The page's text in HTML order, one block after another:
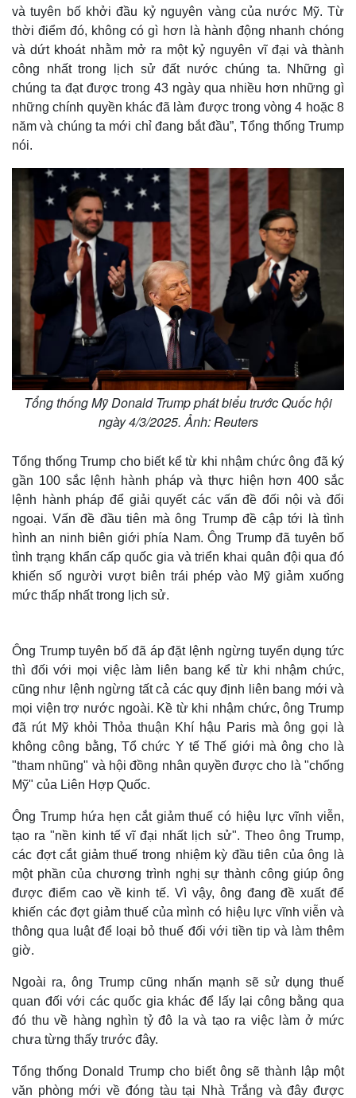
Thế giới
Quan sát
Hồ sơ
Multimedia
E-Magazine
Infographic
và tuyên bố khởi đầu kỷ nguyên vàng của nước Mỹ. Từ
thời điểm đó, không có gì hơn là hành động nhanh chóng
và dứt khoát nhằm mở ra một kỷ nguyên vĩ đại và thành
công nhất trong lịch sử đất nước chúng ta. Những gì
chúng ta đạt được trong 43 ngày qua nhiều hơn những gì
những chính quyền khác đã làm được trong vòng 4 hoặc 8
năm và chúng ta mới chỉ đang bắt đầu”, Tổng thống Trump
nói.
Tổng thống Mỹ Donald Trump phát biểu trước Quốc hội
ngày 4/3/2025. Ảnh: Reuters
Tổng thống Trump cho biết kể từ khi nhậm chức ông đã ký
gần 100 sắc lệnh hành pháp và thực hiện hơn 400 sắc
lệnh hành pháp để giải quyết các vấn đề đối nội và đối
ngoại. Vấn đề đầu tiên mà ông Trump đề cập tới là tình
hình an ninh biên giới phía Nam. Ông Trump đã tuyên bố
tình trạng khẩn cấp quốc gia và triển khai quân đội qua đó
khiến số người vượt biên trái phép vào Mỹ giảm xuống
mức thấp nhất trong lịch sử.
Ông Trump tuyên bố đã áp đặt lệnh ngừng tuyển dụng tức
thì đối với mọi việc làm liên bang kể từ khi nhậm chức,
cũng như lệnh ngừng tất cả các quy định liên bang mới và
mọi viện trợ nước ngoài. Kề từ khi nhậm chức, ông Trump
đã rút Mỹ khỏi Thỏa thuận Khí hậu Paris mà ông gọi là
không công bằng, Tổ chức Y tế Thế giới mà ông cho là
"tham nhũng" và hội đồng nhân quyền được cho là "chống
Mỹ" của Liên Hợp Quốc.
Ông Trump hứa hẹn cắt giảm thuế có hiệu lực vĩnh viễn,
tạo ra "nền kinh tế vĩ đại nhất lịch sử". Theo ông Trump,
các đợt cắt giảm thuế trong nhiệm kỳ đầu tiên của ông là
một phần của chương trình nghị sự thành công giúp ông
được điểm cao về kinh tế. Vì vậy, ông đang đề xuất để
khiến các đợt giảm thuế của mình có hiệu lực vĩnh viễn và
thông qua luật để loại bỏ thuế đối với tiền tip và làm thêm
giờ.
Ngoài ra, ông Trump cũng nhấn mạnh sẽ sử dụng thuế
quan đối với các quốc gia khác để lấy lại công bằng qua
đó thu về hàng nghìn tỷ đô la và tạo ra việc làm ở mức
chưa từng thấy trước đây.
Tổng thống Donald Trump cho biết ông sẽ thành lập một
văn phòng mới về đóng tàu tại Nhà Trắng và đây được